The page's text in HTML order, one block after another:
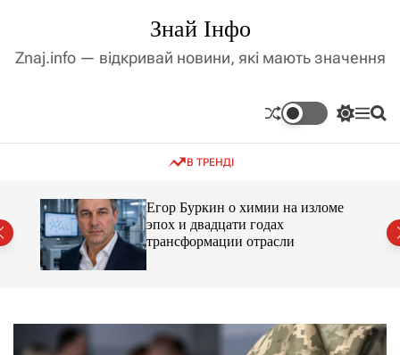
д
і
с
Знай Інфо
Znaj.info — відкривай новини, які мають значення
П
к
р
о
М П
В ТРЕНДІ
Егор Буркин о химии на изломе
эпох и двадцати годах
трансформации отрасли